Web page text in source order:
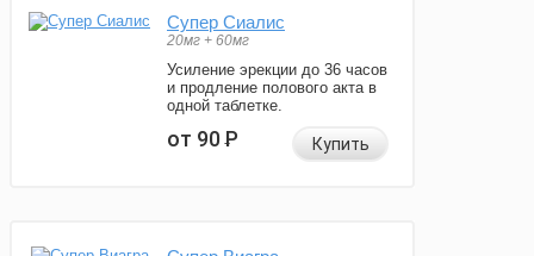
Супер Сиалис
20мг + 60мг
Усиление эрекции до 36 часов
и продление полового акта в
одной таблетке.
от 90Р Купить